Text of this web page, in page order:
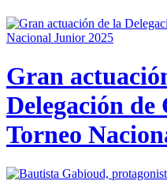
Gran
Delegación de
Torneo